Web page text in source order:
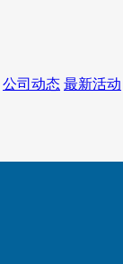
公司动态 最新活动